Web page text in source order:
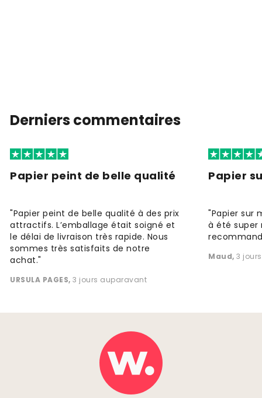
Derniers commentaires
Papier peint de belle qualité
"Papier peint de belle qualité à des prix
attractifs. L’emballage était soigné et
le délai de livraison très rapide. Nous
sommes très satisfaits de notre
achat."
URSULA PAGES, 3 jours auparavant
Papier
"Papier sur
à été super
Maud, 3